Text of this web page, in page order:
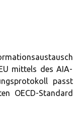
mittels des AIA-
passt
OECD-Standard